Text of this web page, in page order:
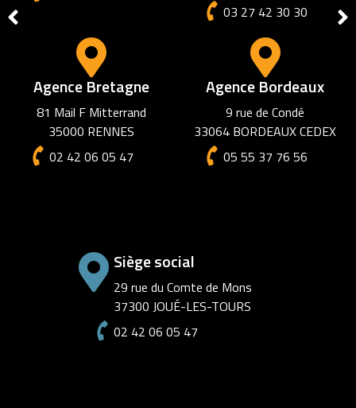
Agence Marseille
13006 Marseille
Siège social
29 rue du Comte de Mons
37300 JOUÉ-LES-TOURS
02 42 06 05 47